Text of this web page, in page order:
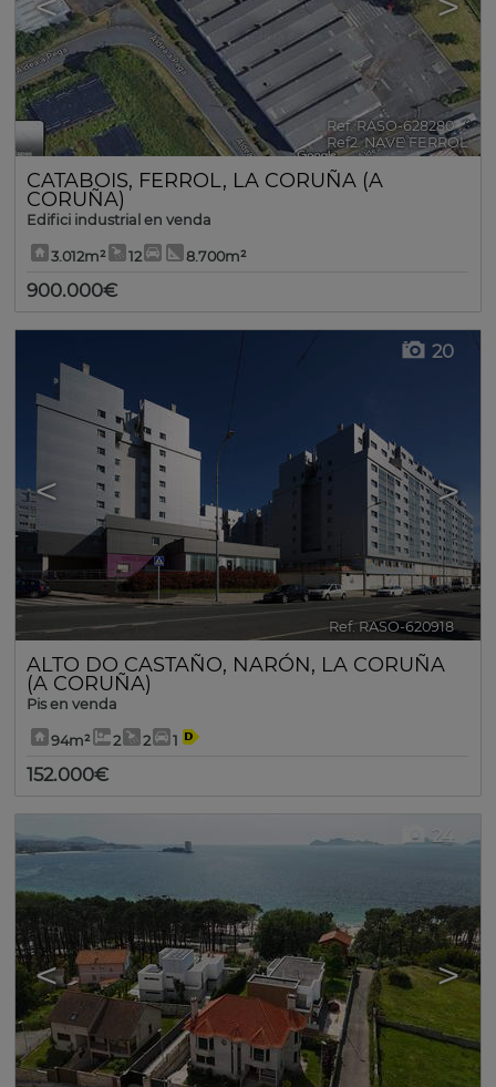
Ref. RASO-628280 🔗
Ref2. NAVE FERROL
CATABOIS, FERROL , LA CORUÑA (A
CORUÑA)
Edifici industrial en venda
3.012m² 12 8.700m²
900.000€
< >
20
Ref. RASO-620918 🔗
ALTO DO CASTAÑO, NARÓN, LA CORUÑA
(A CORUÑA)
Pis en venda
94m² 2 2 1
152.000€
< >
24